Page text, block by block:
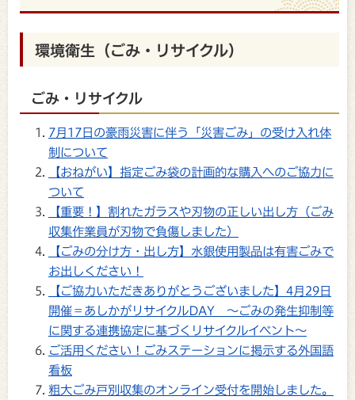
環境衛生（ごみ・リサイクル）
ごみ・リサイクル
7月17日の豪雨災害に伴う「災害ごみ」の受け入れ体
制について
【おねがい】指定ごみ袋の計画的な購入へのご協力に
ついて
【重要！】割れたガラスや刃物の正しい出し方（ごみ
収集作業員が刃物で負傷しました）
【ごみの分け方・出し方】水銀使用製品は有害ごみで
お出しください！
【ご協力いただきありがとうございました】4月29日
開催＝あしかがリサイクルDAY ～ごみの発生抑制等
に関する連携協定に基づくリサイクルイベント～
ご活用ください！ごみステーションに掲示する外国語
看板
粗大ごみ戸別収集のオンライン受付を開始しました。